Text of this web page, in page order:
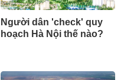
Người dân 'check' quy
hoạch Hà Nội thế nào?